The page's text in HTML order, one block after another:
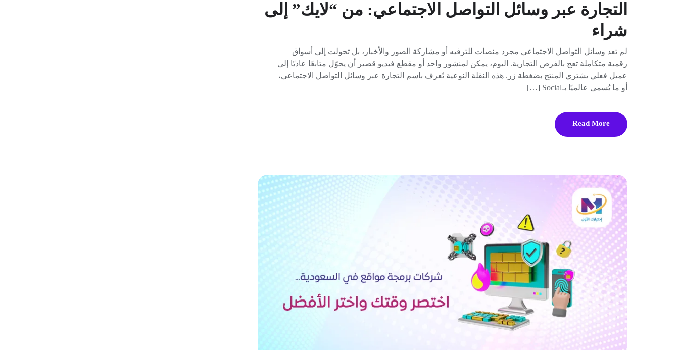
التجارة عبر وسائل التواصل الاجتماعي: من “لايك” إلى
شراء
لم تعد وسائل التواصل الاجتماعي مجرد منصات للترفيه أو مشاركة الصور والأخبار، بل تحولت إلى أسواق
رقمية متكاملة تعج بالفرص التجارية. اليوم، يمكن لمنشور واحد أو مقطع فيديو قصير أن يحوّل متابعًا عاديًا إلى
عميل فعلي يشتري المنتج بضغطة زر. هذه النقلة النوعية تُعرف باسم التجارة عبر وسائل التواصل الاجتماعي،
أو ما يُسمى عالميًا بـSocial […]
Read More